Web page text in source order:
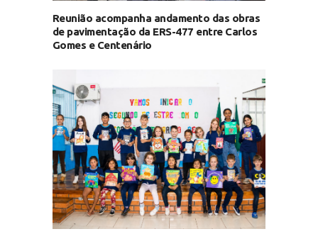
Reunião acompanha andamento das obras
de pavimentação da ERS-477 entre Carlos
Gomes e Centenário